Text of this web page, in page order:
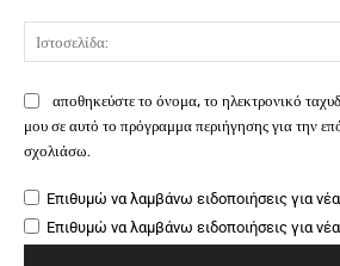
αποθηκεύστε το όνομα, το ηλεκτρονικό
μου σε αυτό το πρόγραμμα περιήγησης για την
σχολιάσω.
Επιθυμώ να λαμβάνω ειδοποιήσεις για
Επιθυμώ να λαμβάνω ειδοποιήσεις για